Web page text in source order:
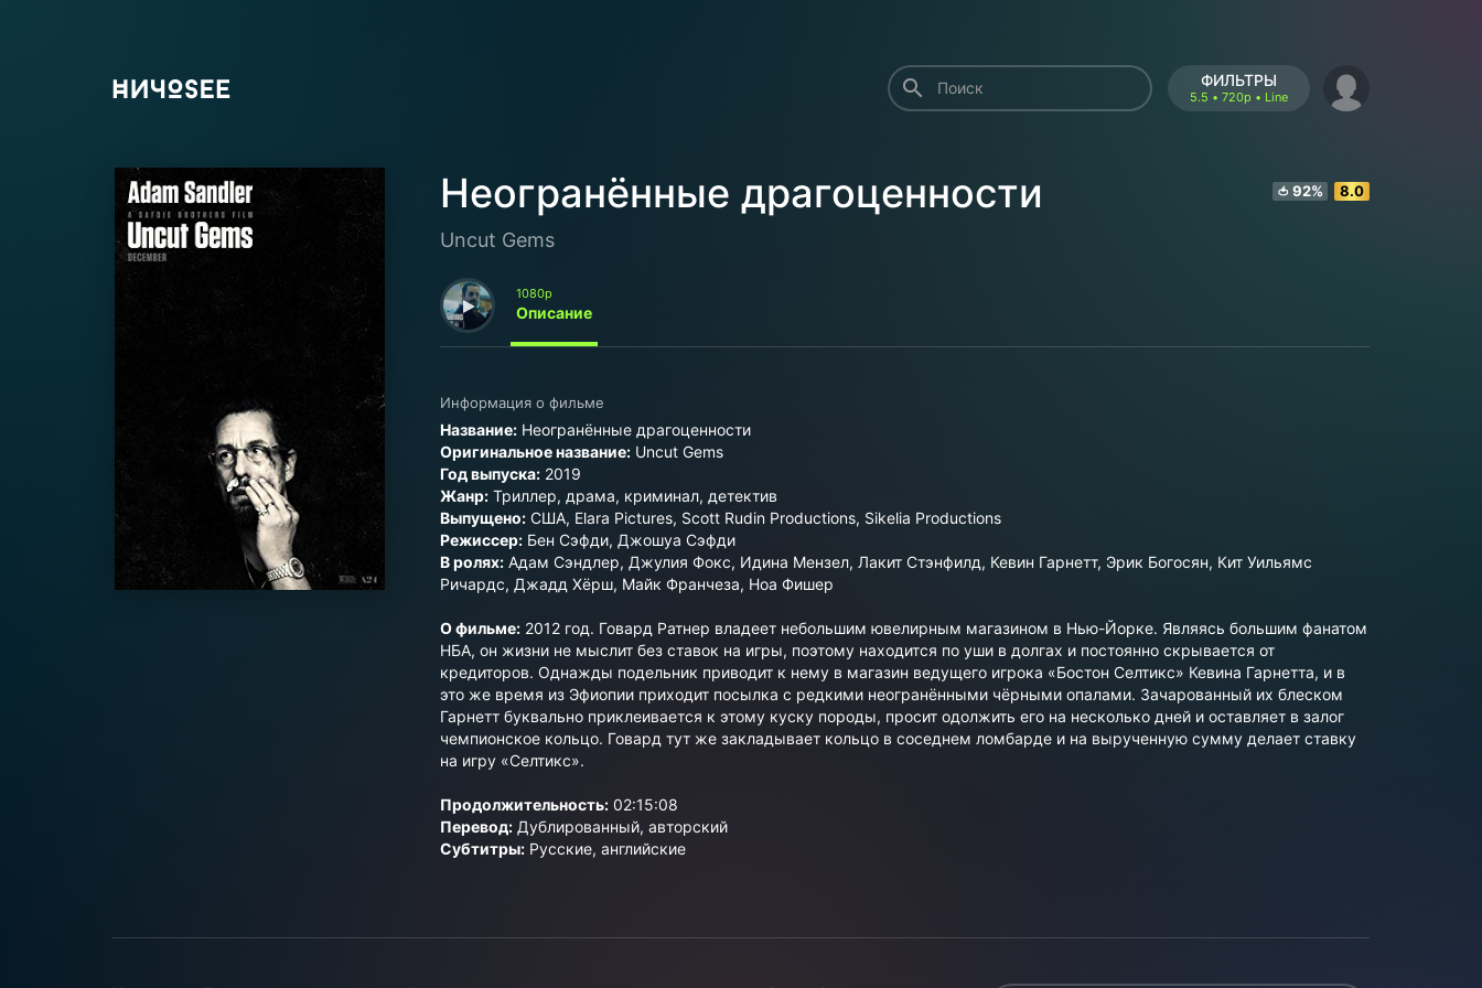
search ФИЛЬТРЫ
5.5 • 720p • Line
🍅 92% 8.0
Неогранённые драгоценности
Uncut Gems
1080p
Описание
Информация о фильме
Название: Неогранённые драгоценности
Оригинальное название: Uncut Gems
Год выпуска: 2019
Жанр: Триллер, драма, криминал, детектив
Выпущено: США, Elara Pictures, Scott Rudin Productions, Sikelia Productions
Режиссер: Бен Сэфди, Джошуа Сэфди
В ролях: Адам Сэндлер, Джулия Фокс, Идина Мензел, Лакит Стэнфилд, Кевин Гарнетт, Эрик Богосян, Кит Уильямс
Ричардс, Джадд Хёрш, Майк Франчеза, Ноа Фишер
О фильме: 2012 год. Говард Ратнер владеет небольшим ювелирным магазином в Нью-Йорке. Являясь большим фанатом
НБА, он жизни не мыслит без ставок на игры, поэтому находится по уши в долгах и постоянно скрывается от
кредиторов. Однажды подельник приводит к нему в магазин ведущего игрока «Бостон Селтикс» Кевина Гарнетта, и в
это же время из Эфиопии приходит посылка с редкими неогранёнными чёрными опалами. Зачарованный их блеском
Гарнетт буквально приклеивается к этому куску породы, просит одолжить его на несколько дней и оставляет в залог
чемпионское кольцо. Говард тут же закладывает кольцо в соседнем ломбарде и на вырученную сумму делает ставку
на игру «Селтикс».
Продолжительность: 02:15:08
Перевод: Дублированный, авторский
Субтитры: Русские, английские